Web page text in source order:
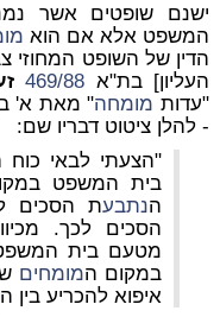
ישנם שופטים אשר
המשפט אלא אם הוא
הדין של השופט
העליון] בת"א 469/88
"עדות מומחה
- להלן ציטוט דבריו שם:
"הצעתי לבאי כוח
בית המשפט
הנתבעת הסכים
הסכים לכך.
מטעם בית
במקום המומחים
איפוא להכריע בין ה